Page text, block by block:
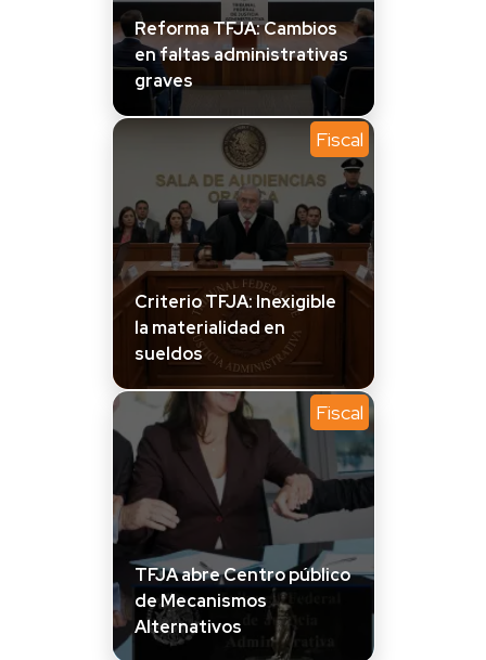
Reforma TFJA: Cambios
en faltas administrativas
graves
Fiscal
Criterio TFJA: Inexigible
la materialidad en
sueldos
Fiscal
TFJA abre Centro público
de Mecanismos
Alternativos